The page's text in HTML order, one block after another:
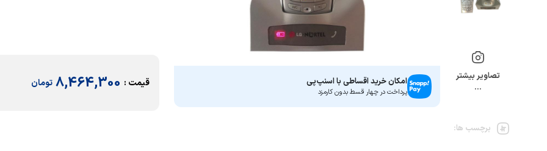
تصاویر بیشتر
…
امکان خرید اقساطی با اسنپ‌پی
پرداخت در چهار قسط بدون کارمزد
قیمت : 8,464,300 تومان
برچسب ها: